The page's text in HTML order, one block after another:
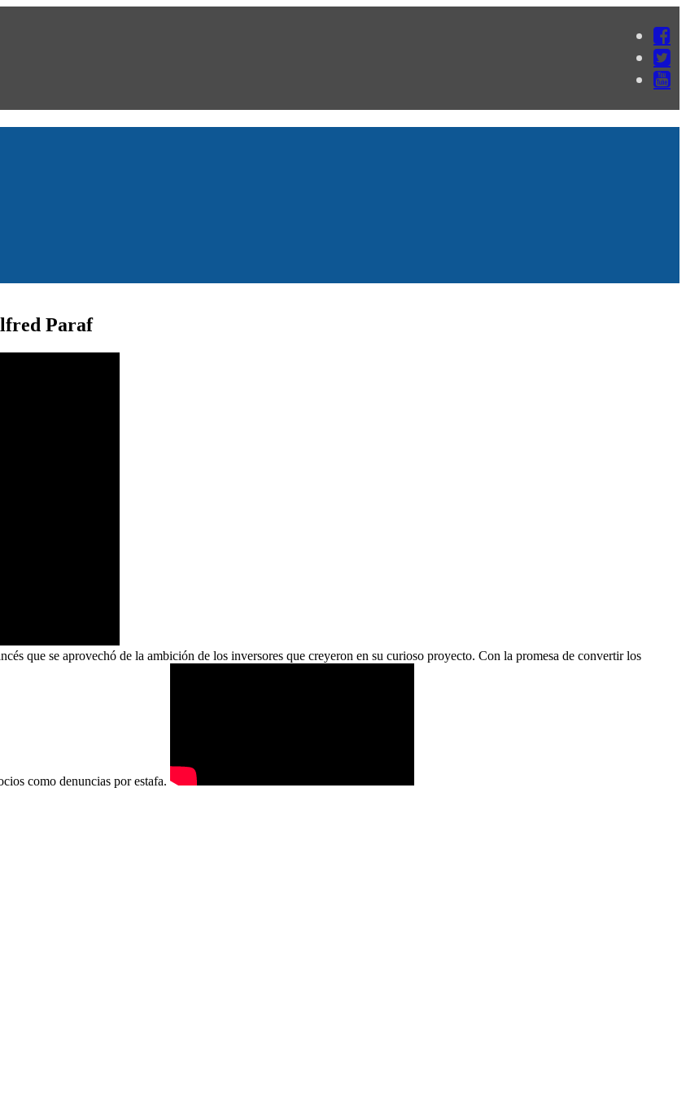
Paraf
que se aprovechó de la ambición de los inversores que creyeron en su curioso proyecto. Con la promesa de convertir los
como denuncias por estafa.